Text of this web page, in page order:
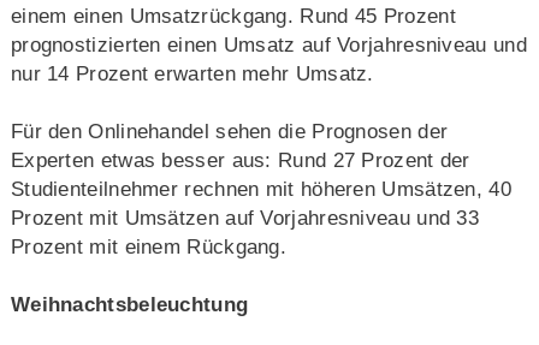
einem einen Umsatzrückgang. Rund 45 Prozent
prognostizierten einen Umsatz auf Vorjahresniveau und
nur 14 Prozent erwarten mehr Umsatz.
Für den Onlinehandel sehen die Prognosen der
Experten etwas besser aus: Rund 27 Prozent der
Studienteilnehmer rechnen mit höheren Umsätzen, 40
Prozent mit Umsätzen auf Vorjahresniveau und 33
Prozent mit einem Rückgang.
Weihnachtsbeleuchtung